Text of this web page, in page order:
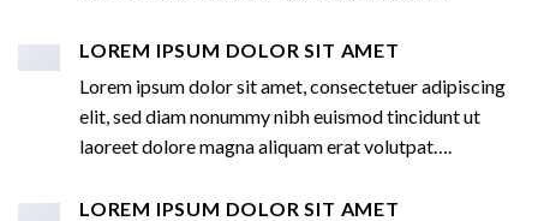
LOREM IPSUM DOLOR SIT AMET
Lorem ipsum dolor sit amet, consectetuer adipiscing
elit, sed diam nonummy nibh euismod tincidunt ut
laoreet dolore magna aliquam erat volutpat….
LOREM IPSUM DOLOR SIT AMET